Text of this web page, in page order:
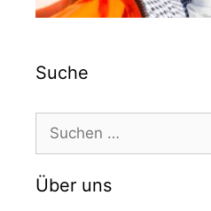
Suche
Suchen
nach:
Über uns